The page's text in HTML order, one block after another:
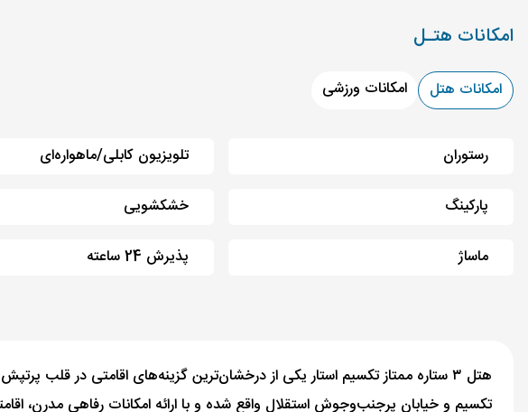
امکانات هتـل
امکانات هتل امکانات ورزشی
رستوران تلویزیون کابلی/ماهواره‌ای
پارکینگ خشکشویی
ماساژ پذیرش 24 ساعته
هتل ۳ ستاره ممتاز تکسیم استار یکی از درخشان‌ترین گزینه‌های اقامتی در
تکسیم و خیابان پرجنب‌وجوش استقلال واقع شده و با ارائه امکانات رفاهی مدرن،